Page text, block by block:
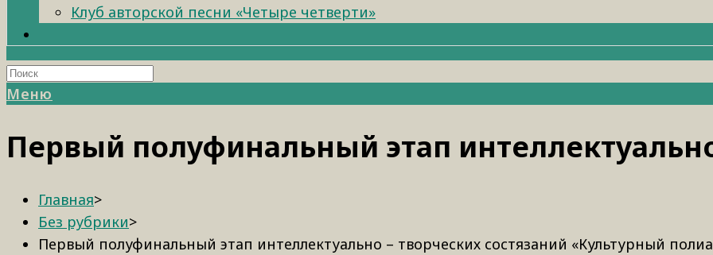
Клуб авторской песни «Четыре четверти»
Меню
Первый полуфинальный этап
Главная>
Без рубрики>
Первый полуфинальный этап интеллектуально – творческих состязаний «Культурный